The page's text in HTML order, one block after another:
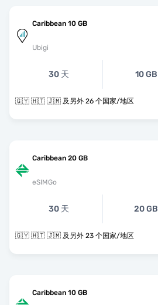
Caribbean 10 GB
Ubigi
30 天 10 GB
🇬🇾 🇭🇹 🇯🇲 及另外 26 个国家/地区
Caribbean 20 GB
eSIMGo
30 天 20 GB
🇬🇾 🇭🇹 🇯🇲 及另外 23 个国家/地区
Caribbean 10 GB